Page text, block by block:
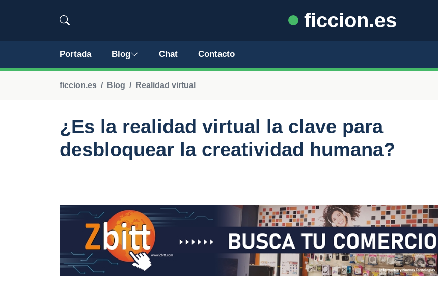
ficcion.es
Portada Blog Chat Contacto
ficcion.es Blog Realidad virtual
¿Es la realidad virtual la clave para
desbloquear la creatividad humana?